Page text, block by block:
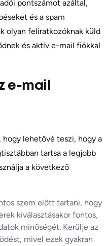
pontszámot azáltal,
és a spam
olyan feliratkozóknak küld
és aktív e-mail fiókkal
e-mail
lehetővé teszi, hogy a
tartsa a legjobb
a következő
szem előtt tartani, hogy
kiválasztásakor fontos,
minőségét. Kerülje az
mivel ezek gyakran